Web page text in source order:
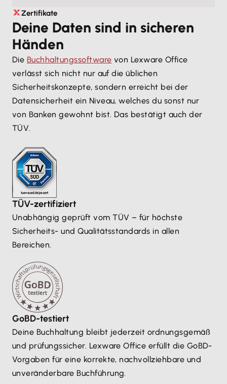
Zertifikate
Deine Daten sind in sicheren
Händen
Die Buchhaltungssoftware von Lexware Office
verlässt sich nicht nur auf die üblichen
Sicherheitskonzepte, sondern erreicht bei der
Datensicherheit ein Niveau, welches du sonst nur
von Banken gewohnt bist. Das bestätigt auch der
TÜV.
TÜV-zertifiziert
Unabhängig geprüft vom TÜV – für höchste
Sicherheits- und Qualitätsstandards in allen
Bereichen.
GoBD-testiert
Deine Buchhaltung bleibt jederzeit ordnungsgemäß
und prüfungssicher. Lexware Office erfüllt die GoBD-
Vorgaben für eine korrekte, nachvollziehbare und
unveränderbare Buchführung.